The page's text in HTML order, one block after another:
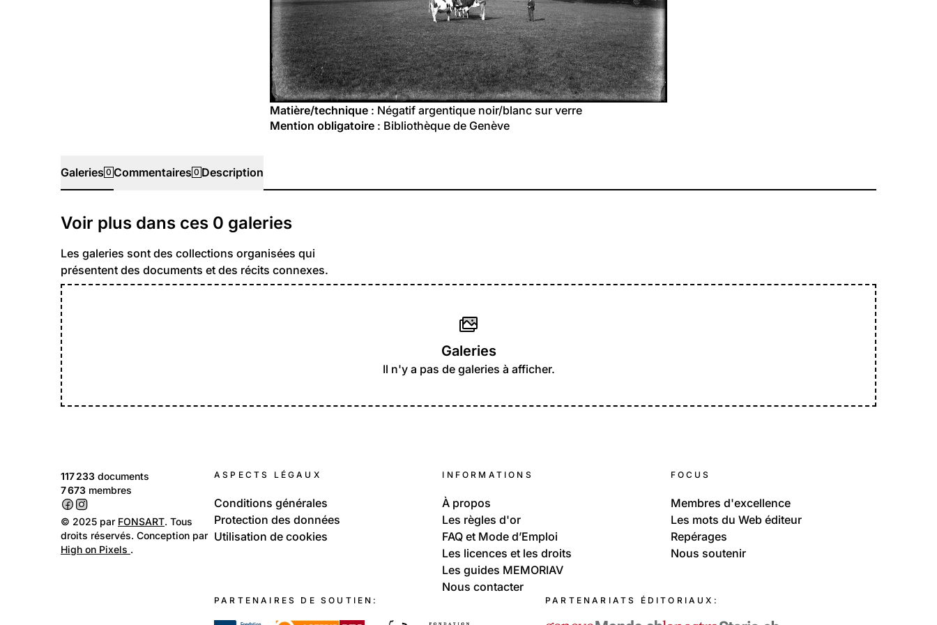
Matière/technique : Négatif argentique noir/blanc sur verre
Mention obligatoire : Bibliothèque de Genève
Galeries 0 Commentaires 0 Description
Galeries
Voir plus dans ces 0 galeries
Les galeries sont des collections organisées qui
présentent des documents et des récits connexes.
Galeries
Il n'y a pas de galeries à afficher.
ASPECTS LÉGAUX
Conditions générales
Protection des données
Utilisation de cookies
INFORMATIONS
À propos
Les règles d'or
FAQ et Mode d’Emploi
Les licences et les droits
Les guides MEMORIAV
Nous contacter
FOCUS
Membres d'excellence
Les mots du Web éditeur
Repérages
Nous soutenir
PARTENAIRES DE SOUTIEN: PARTENARIATS ÉDITORIAUX:
117 233 documents
7 673 membres
© 2025 par FONSART. Tous
droits réservés. Conception par
High on Pixels .